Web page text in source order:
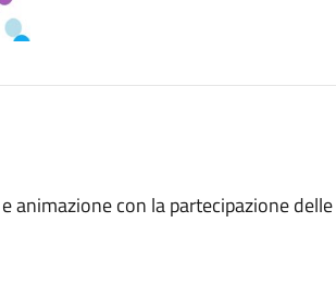
animazione con la partecipazione delle